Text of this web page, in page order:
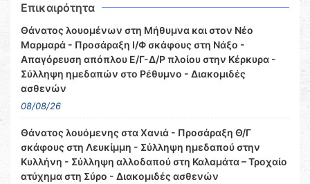
Επικαιρότητα
Θάνατος λουομένων στη Μήθυμνα και στον Νέο
Μαρμαρά - Προσάραξη Ι/Φ σκάφους στη Νάξο -
Απαγόρευση απόπλου Ε/Γ-Δ/Ρ πλοίου στην Κέρκυρα -
Σύλληψη ημεδαπών στο Ρέθυμνο - Διακομιδές
ασθενών
08/08/26
Θάνατος λουόμενης στα Χανιά - Προσάραξη Θ/Γ
σκάφους στη Λευκίμμη - Σύλληψη ημεδαπού στην
Κυλλήνη - Σύλληψη αλλοδαπού στη Καλαμάτα – Τροχαίο
ατύχημα στη Σύρο - Διακομιδές ασθενών